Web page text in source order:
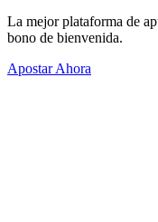
La mejor plataforma de
bono de bienvenida.
Apostar Ahora